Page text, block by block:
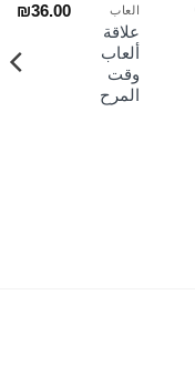
العاب
علاقة
ألعاب
وقت
المرح
₪36.00